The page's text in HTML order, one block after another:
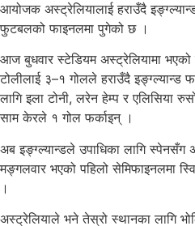
आयोजक अस्ट्रेलियालाई हराउँदै
फुटबलको फाइनलमा पुगेको छ ।
आज बुधवार स्टेडियम अस्ट्रेलियामा
टोलीलाई ३–१ गोलले हराउँदै इङ्ग्ल्यान्ड
लागि इला टोनी, लरेन हेम्प र एलिसिया
साम केरले १ गोल फर्काइन् ।
अब इङ्ग्ल्यान्डले उपाधिका लागि
मङ्गलवार भएको पहिलो सेमिफाइनलमा
।
अस्ट्रेलियाले भने तेस्रो स्थानका लागि